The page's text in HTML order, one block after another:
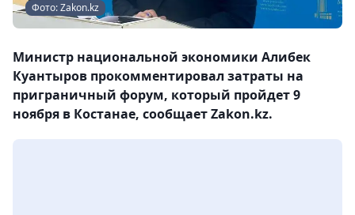
Фото: Zakon.kz
Министр национальной экономики Алибек
Куантыров прокомментировал затраты на
приграничный форум, который пройдет 9
ноября в Костанае, сообщает Zakon.kz.